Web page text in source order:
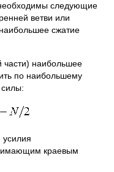
следующие
ветви или
сжатие
части) наибольшее
по наибольшему
усилия
краевым